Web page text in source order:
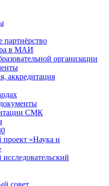
партнёрство
в МАИ
организации
аккредитация
СМК
«Наука и